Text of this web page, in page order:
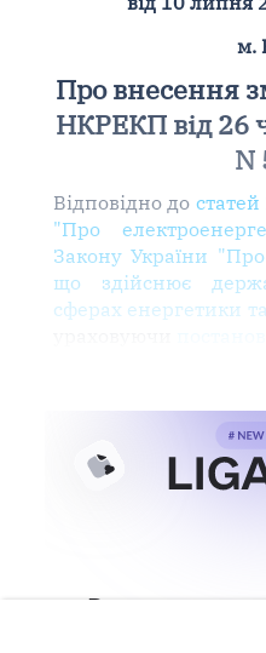
м.
Про внесення
НКРЕКП від 26
N
Відповідно до статей
"Про
Закону України
що здійснює
сферах енергетики
Ви
інструменти